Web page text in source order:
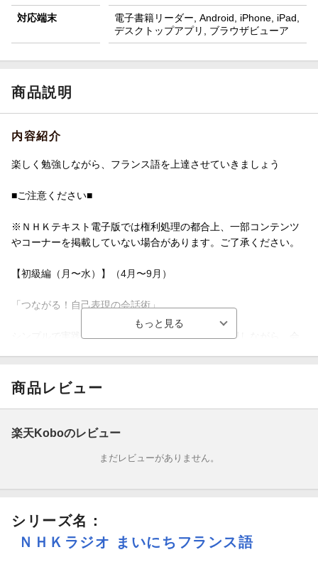
対応端末
電子書籍リーダー, Android, iPhone, iPad,
デスクトップアプリ, ブラウザビューア
商品説明
内容紹介
楽しく勉強しながら、フランス語を上達させていきましょう
■ご注意ください■
※ＮＨＫテキスト電子版では権利処理の都合上、一部コンテンツ
やコーナーを掲載していない場合があります。ご了承ください。
【初級編（月〜水）】（4月〜9月）
「つながる！自己表現の会話術」
シンプルで実践的なやりとりを通して、自分を表現しながら、会
講師：中條健志
※新作
【応用編（木・金）】（4月〜6月）
「Art de la paroleを学ぶ〜ラ・ブリュイエールを読む」
フランスで親しまれている17世紀の古典主義作家ラ・ブリュイエ
ールの作品を読み解きながら、フランス語の修辞学・レトリック
商品レビュー
楽天Koboのレビュー
まだレビューがありません。
シリーズ名：
ＮＨＫラジオ まいにちフランス語